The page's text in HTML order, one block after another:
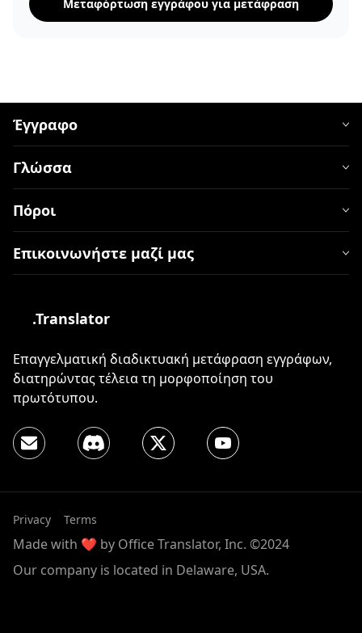
Μεταφόρτωση εγγράφου για μετάφραση
Έγγραφο
Γλώσσα
Πόροι
Επικοινωνήστε μαζί μας
.Translator
Επαγγελματική διαδικτυακή μετάφραση εγγράφων,
διατηρώντας τέλεια τη μορφοποίηση του
πρωτότυπου.
Privacy Terms
Made with ❤️ by Office Translator, Inc. ©2024
Our company is located in Delaware, USA.